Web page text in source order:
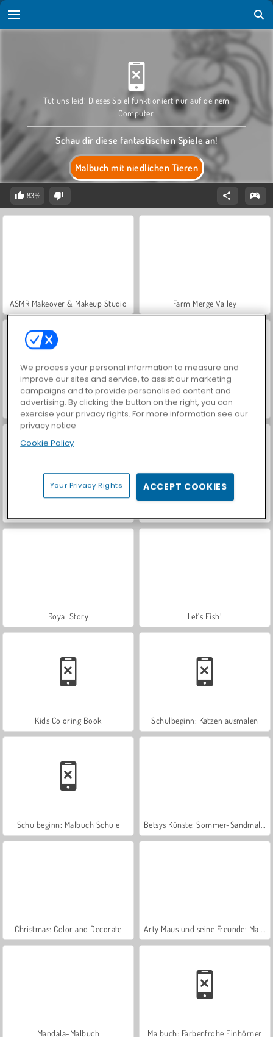
Malbuch mit niedlichen Tieren
Tut uns leid! Dieses Spiel funktioniert nur auf deinem
Computer.
Schau dir diese fantastischen Spiele an!
83%
ASMR Makeover & Makeup Studio Farm Merge Valley
VegaMix Da Vinci Puzzles Hidden Object: Street of Secrets
Royal Story Let's Fish!
Kids Coloring Book Schulbeginn: Katzen ausmalen
Schulbeginn: Malbuch Schule
Christmas: Color and Decorate
Mandala-Malbuch Malbuch: Farbenfrohe Einhörner
We process your personal information to measure and
improve our sites and service, to assist our marketing
campaigns and to provide personalised content and
advertising. By clicking the button on the right, you can
exercise your privacy rights. For more information see our
privacy notice
Cookie Policy
Your Privacy Rights ACCEPT COOKIES